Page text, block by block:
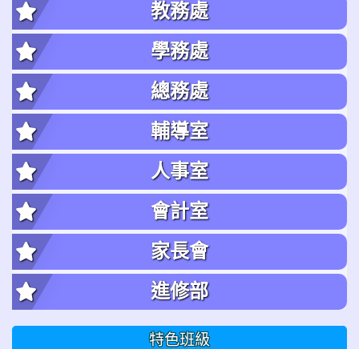
教務處
學務處
總務處
輔導室
人事室
會計室
家長會
進修部
特色班級